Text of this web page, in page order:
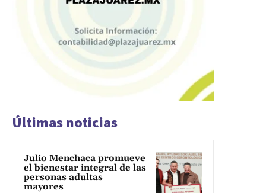
Últimas noticias
Julio Menchaca promueve
el bienestar integral de las
personas adultas
mayores